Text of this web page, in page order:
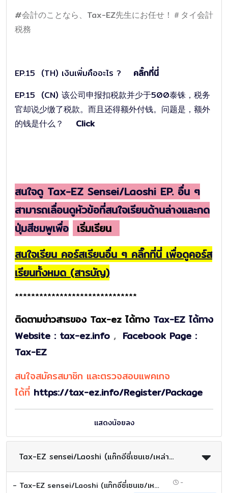
#会計のことなら、Tax-EZ先生にお任せ！＃タイ会計
税務
EP.15 (TH) เงินเพิ่มคืออะไร ? คลิ๊กที่นี่
EP.15 (CN) 该公司申报扣税款并少于500泰铢，税务
官却说少缴了税款。而且还得额外付钱。问题是，额外
的钱是什么？
Click
สนใจดู Tax-EZ Sensei/Laoshi EP. อื่น ๆ
สามารถเลื่อนดูหัวข้อที่สนใจเรียนด้านล่างและกด
ปุ่มสีชมพูเพื่อ เริ่มเรียน
สนใจเรียน คอร์สเรียนอื่น ๆ คลิ๊กที่นี่ เพื่อดูคอร์ส
เรียนทั้งหมด (สารบัญ)
******************************
ติดตามข่าวสารของ Tax-ez ได้ทาง Tax-EZ ได้ทาง
Website : tax-ez.info , Facebook Page :
Tax-EZ
สนใจสมัครสมาชิก และตรวจสอบแพคเกจ
ได้ที่ https://tax-ez.info/Register/Package
แสดงน้อยลง
Tax-EZ sensei/Laoshi (แท๊กอีซี่เซนเซ/เหล่าซือ) พี่ก้อย/Sato san/เหมยลี่
- Tax-EZ sensei/Laoshi (แท๊กอีซี่เซนเซ/เหล่าซือ) -